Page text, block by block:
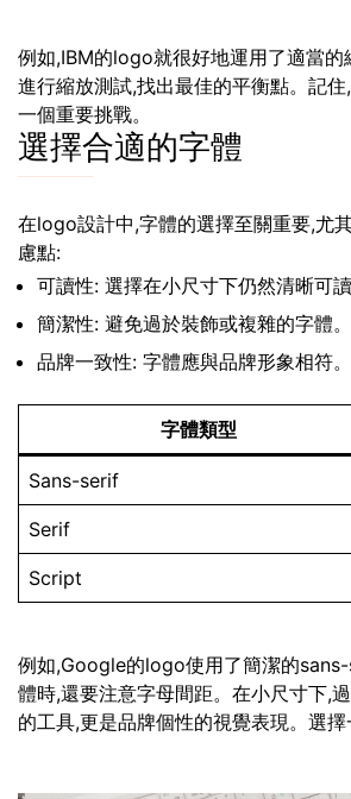
例如,IBM的logo就很好地運用了適當
進行縮放測試,找出最佳的平衡點。記
一個重要挑戰。
選擇合適的字體
在logo設計中,字體的選擇至關重要,尤
慮點:
可讀性: 選擇在小尺寸下仍然清晰可讀
簡潔性: 避免過於裝飾或複雜的字體。
品牌一致性: 字體應與品牌形象相符。
字體類型
Sans-serif
Serif
Script
例如,Google的logo使用了簡潔的
體時,還要注意字母間距。在小尺寸下,
的工具,更是品牌個性的視覺表現。選